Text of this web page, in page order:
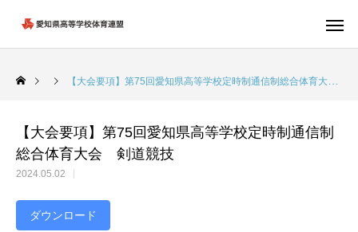
【大会要項】第75回愛知県高等学校定時制通信制総合体育大会 剣道競技
【大会要項】第75回愛知県高等学校定時制通信制
総合体育大会 剣道競技
2024.05.02
ダウンロード